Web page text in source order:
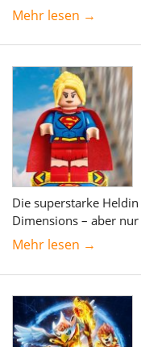
Mehr lesen →
Die superstarke
Dimensions – aber
Mehr lesen →